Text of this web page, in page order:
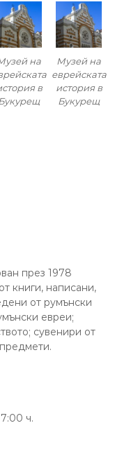
на
в
Букурещ
Музей на
еврейската
история в
Букурещ
през 1978
книги, написани,
от румънски
евреи;
сувенири от
ч.